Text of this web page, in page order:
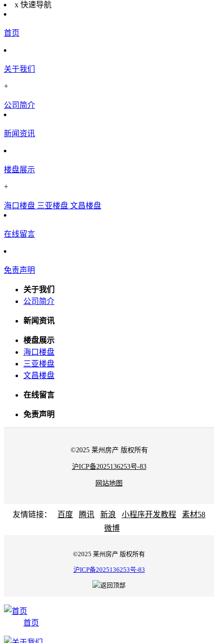
x 快速导航
首页
关于我们
+
公司简介
新闻资讯
楼盘展示
+
海口楼盘 三亚楼盘 文昌楼盘
在线留言
免责声明
关于我们
公司简介
新闻资讯
楼盘展示
海口楼盘
三亚楼盘
文昌楼盘
在线留言
免责声明
©2025 莱州房产 版权所有
沪ICP备2025136253号-83
网站地图
友情链接： 百度 腾讯 新浪 小程序开发教程
素材58
微博
©2025 莱州房产 版权所有
沪ICP备2025136253号-83
首页